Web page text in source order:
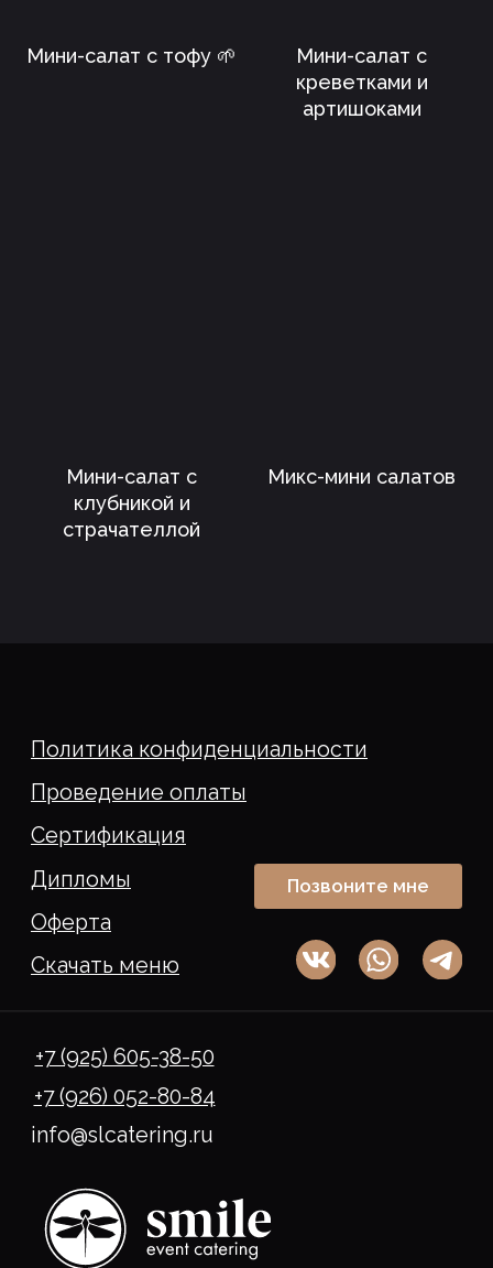
Мини-салат с тофу 🌱
Мини-салат с
креветками и
артишоками
Мини-салат с
клубникой и
страчателлой
Микс-мини салатов